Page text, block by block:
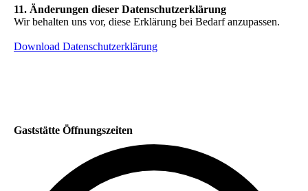
11. Änderungen dieser Datenschutzerklärung
Wir behalten uns vor, diese Erklärung bei Bedarf anzupassen.
Download Datenschutzerklärung
Gaststätte Öffnungszeiten